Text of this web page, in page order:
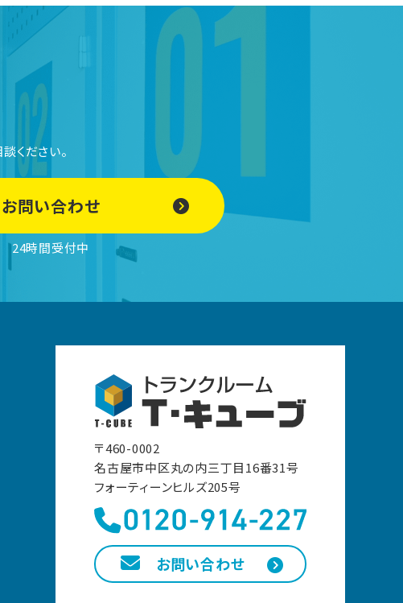
ください。
お問い合わせ
24時間受付中
〒460-0002
名古屋市中区丸の内三丁目16番31号
フォーティーンヒルズ205号
お問い合わせ